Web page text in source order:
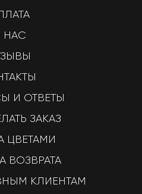
НАС
И ОТВЕТЫ
ЗАКАЗ
ЦВЕТАМИ
ВОЗВРАТА
КЛИЕНТАМ